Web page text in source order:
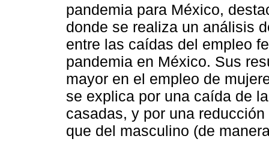
pandemia para México,
donde se realiza un análisis
entre las caídas del empleo
pandemia en México. Sus
mayor en el empleo de
se explica por una caída de
casadas, y por una
que del masculino (de